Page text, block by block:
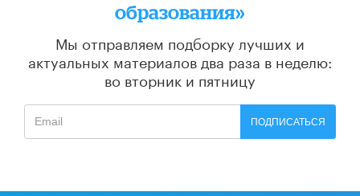
образования»
Мы отправляем подборку лучших и
актуальных материалов два раза в неделю:
во вторник и пятницу
ПОДПИСАТЬСЯ